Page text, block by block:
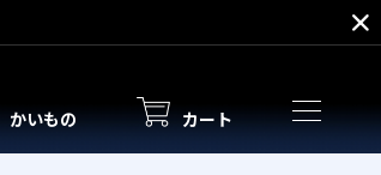
かいもの カート